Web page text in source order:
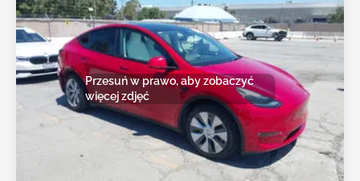
Przesuń w prawo, aby zobaczyć
więcej zdjęć